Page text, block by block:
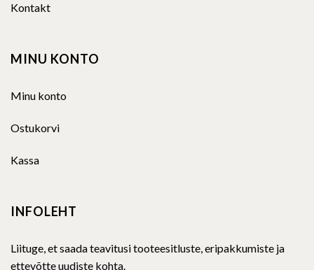
Kontakt
MINU KONTO
Minu konto
Ostukorvi
Kassa
INFOLEHT
Liituge, et saada teavitusi tooteesitluste, eripakkumiste ja
ettevõtte uudiste kohta.